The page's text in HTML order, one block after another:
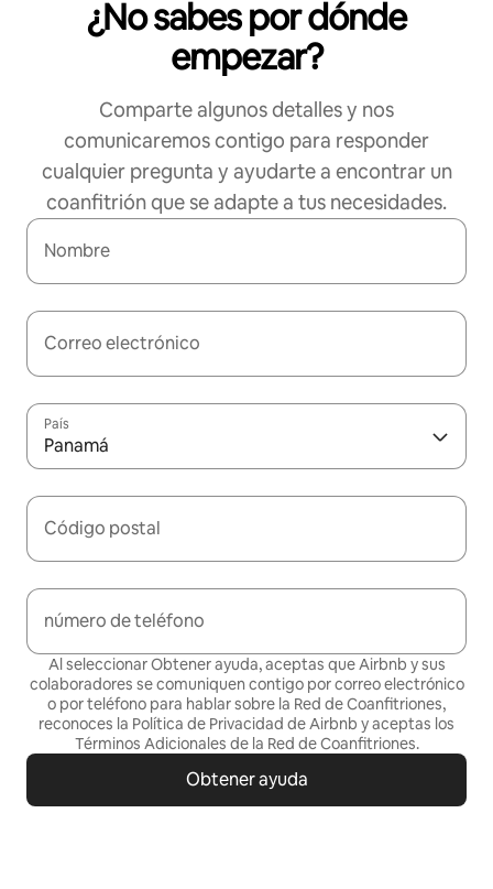
¿No sabes por dónde
empezar?
Comparte algunos detalles y nos
comunicaremos contigo para responder
cualquier pregunta y ayudarte a encontrar un
coanfitrión que se adapte a tus necesidades.
Nombre
Correo electrónico
País
Panamá
Código postal
número de teléfono
Al seleccionar Obtener ayuda, aceptas que Airbnb y sus
colaboradores se comuniquen contigo por correo electrónico
o por teléfono para hablar sobre la Red de Coanfitriones,
reconoces la Política de Privacidad de Airbnb y aceptas los
Términos Adicionales de la Red de Coanfitriones.
Obtener ayuda